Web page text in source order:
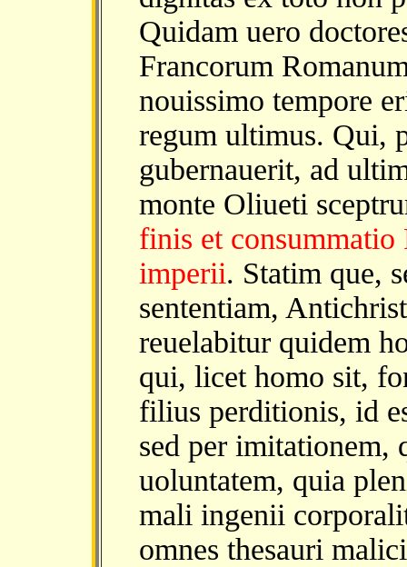
Quidam uero
Francorum
nouissimo tempore
regum ultimus. Qui,
gubernauerit, ad
monte Oliueti
finis et
imperii. Statim que,
sententiam,
reuelabitur quidem
qui, licet homo sit,
filius perditionis, id
sed per imitationem,
uoluntatem, quia
mali ingenii
omnes thesauri